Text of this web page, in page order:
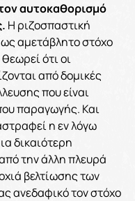
αυτοκαθορισμό
Η ριζοσπαστική
αμετάβλητο στόχο
ότι οι
από δομικές
που είναι
παραγωγής. Και
η εν λόγω
δικαιότερη
την άλλη πλευρά
βελτίωσης των
ανεδαφικό τον στόχο